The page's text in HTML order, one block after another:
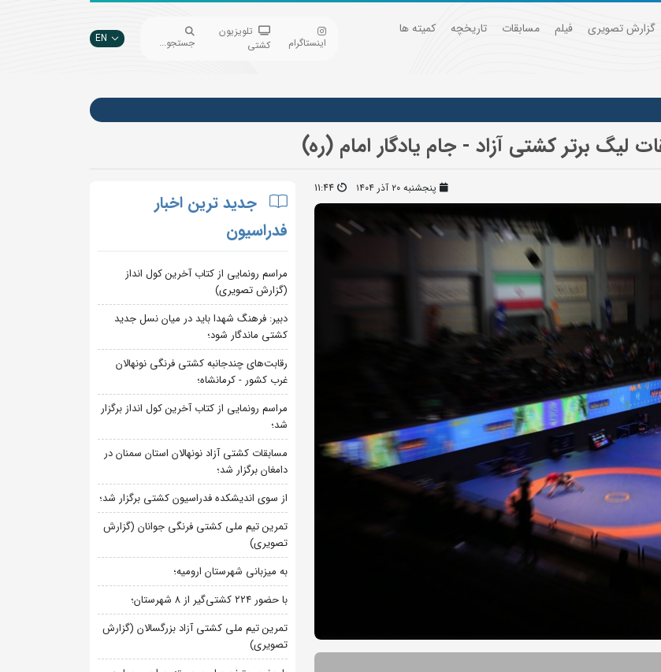
گزارش تصویری فیلم مسابقات تاریخچه
کمیته ها
اینستاگرام
تلویزیون
کشتی
جستجو... EN
لیگ برتر کشتی آزاد - جام یادگار امام (ره)
پنجشنبه ۲۰ آذر ۱۴۰۴ 11:44
جدید ترین اخبار
فدراسیون
مراسم رونمایی از کتاب آخرین کول انداز
(گزارش تصویری)
دبیر: فرهنگ شهدا باید در میان نسل جدید
کشتی ماندگار شود؛
رقابت‌های چندجانبه کشتی فرنگی نونهالان
غرب کشور - کرمانشاه؛
مراسم رونمایی از کتاب آخرین کول انداز برگزار
شد؛
مسابقات کشتی آزاد نونهالان استان سمنان در
دامغان برگزار شد؛
از سوی اندیشکده فدراسیون کشتی برگزار شد؛
تمرین تیم ملی کشتی فرنگی جوانان (گزارش
تصویری)
به میزبانی شهرستان ارومیه؛
با حضور ۲۲۴ کشتی‌گیر از ۸ شهرستان؛
تمرین تیم ملی کشتی آزاد بزرگسالان (گزارش
تصویری)